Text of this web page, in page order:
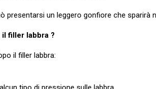
presentarsi un leggero gonfiore che sparirà
filler labbra ?
il filler labbra: